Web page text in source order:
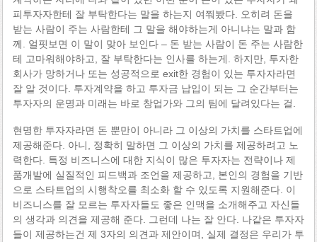
피투자자한테 잘 부탁한다는 말을 하는지 여쭤봤다. 오히려 돈을
받는 사람이 주는 사람한테 그 말을 해야하는게 아니냐는 말과 함
께. 얼핏보면 이 말이 맞아 보인다 – 돈 받는 사람이 돈 주는 사람한
테 고마워해야하고, 잘 부탁한다는 인사를 하는게. 하지만, 투자한
회사가 망하거나 또는 성공적으로 exit한 경험이 있는 투자자라면
잘 알 것이다. 투자계약을 하고 투자금 납입이 되는 그 순간부터는
투자자의 운명과 미래는 바로 창업가와 그의 팀에 달려있다는 걸.
현명한 투자자라면 돈 뿐만이 아니라 그 이상의 가치를 스타트업에
제공해준다. 아니, 정확히 말하면 그 이상의 가치를 제공하려고 노
력한다. 특정 비즈니스에 대한 지식이 많은 투자자는 전략이나 제
품개발에 실질적인 피드백과 조언을 제공하고, 본인의 경험을 기반
으로 스타트업의 시행착오를 최소화 할 수 있도록 지원해준다. 이
비즈니스를 잘 모르는 투자자들도 좋은 인맥을 소개해주고 자신들
의 생각과 의견을 제공해 준다. 그런데 나는 잘 안다. 나같은 투자자
들이 제공하는건 제 3자의 의견과 제안이며, 실제 결정은 우리가 투